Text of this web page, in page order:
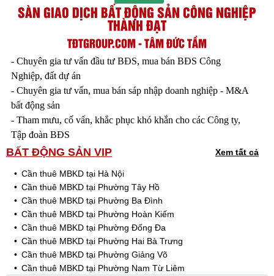
SÀN GIAO DỊCH BẤT ĐỘNG SẢN CÔNG NGHIỆP
THÀNH ĐẠT
TĐTGROUP.COM - TÂM ĐỨC TẦM
- Chuyên gia tư vấn đầu tư BĐS, mua bán BĐS Công
Nghiệp, đất dự án
- Chuyên gia tư vấn, mua bán sáp nhập doanh nghiệp - M&A
bất động sản
- Tham mưu, cố vấn, khắc phục khó khắn cho các Công ty,
Tập đoàn BĐS
BẤT ĐỘNG SẢN VIP Xem tất cả
Cần thuê MBKD tại Hà Nội
Cần thuê MBKD tại Phường Tây Hồ
Cần thuê MBKD tại Phường Ba Đình
Cần thuê MBKD tại Phường Hoàn Kiếm
Cần thuê MBKD tại Phường Đống Đa
Cần thuê MBKD tại Phường Hai Bà Trưng
Cần thuê MBKD tại Phường Giảng Võ
Cần thuê MBKD tại Phường Nam Từ Liêm